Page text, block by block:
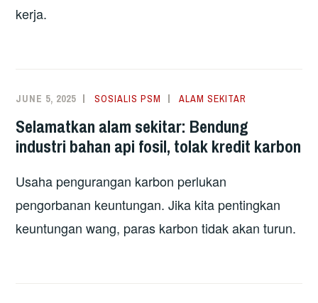
kerja.
JUNE 5, 2025 SOSIALIS PSM ALAM SEKITAR
Selamatkan alam sekitar: Bendung
industri bahan api fosil, tolak kredit karbon
Usaha pengurangan karbon perlukan
pengorbanan keuntungan. Jika kita pentingkan
keuntungan wang, paras karbon tidak akan turun.